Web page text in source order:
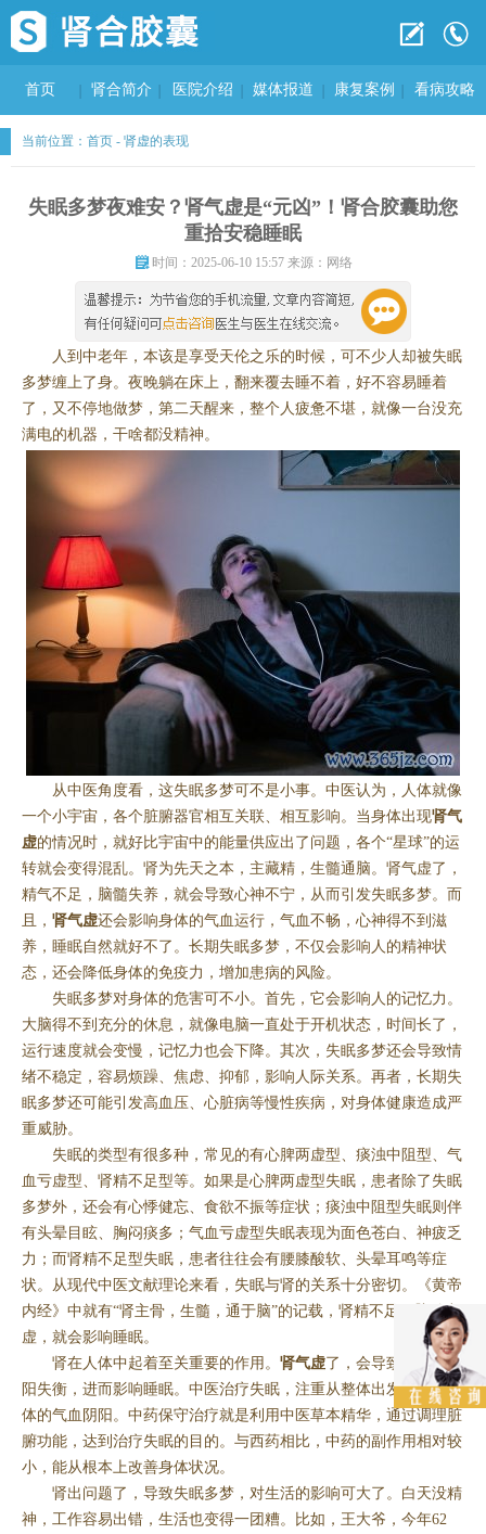
首页 肾合简介 医院介绍 媒体报道 康复案例 看病攻略
当前位置： 首页 - 肾虚的表现
失眠多梦夜难安？肾气虚是“元凶”！肾合胶囊助您
重拾安稳睡眠
时间：2025-06-10 15:57 来源：网络
人到中老年，本该是享受天伦之乐的时候，可不少人却被失眠
多梦缠上了身。夜晚躺在床上，翻来覆去睡不着，好不容易睡着
了，又不停地做梦，第二天醒来，整个人疲惫不堪，就像一台没充
满电的机器，干啥都没精神。
从中医角度看，这失眠多梦可不是小事。中医认为，人体就像
一个小宇宙，各个脏腑器官相互关联、相互影响。当身体出现肾气
虚的情况时，就好比宇宙中的能量供应出了问题，各个“星球”的运
转就会变得混乱。肾为先天之本，主藏精，生髓通脑。肾气虚了，
精气不足，脑髓失养，就会导致心神不宁，从而引发失眠多梦。而
且， 肾气虚还会影响身体的气血运行，气血不畅，心神得不到滋
养，睡眠自然就好不了。长期失眠多梦，不仅会影响人的精神状
态，还会降低身体的免疫力，增加患病的风险。
失眠多梦对身体的危害可不小。首先，它会影响人的记忆力。
大脑得不到充分的休息，就像电脑一直处于开机状态，时间长了，
运行速度就会变慢，记忆力也会下降。其次，失眠多梦还会导致情
绪不稳定，容易烦躁、焦虑、抑郁，影响人际关系。再者，长期失
眠多梦还可能引发高血压、心脏病等慢性疾病，对身体健康造成严
重威胁。
失眠的类型有很多种，常见的有心脾两虚型、痰浊中阻型、气
血亏虚型、肾精不足型等。如果是心脾两虚型失眠，患者除了失眠
多梦外，还会有心悸健忘、食欲不振等症状；痰浊中阻型失眠则伴
有头晕目眩、胸闷痰多；气血亏虚型失眠表现为面色苍白、神疲乏
力；而肾精不足型失眠，患者往往会有腰膝酸软、头晕耳鸣等症
状。从现代中医文献理论来看，失眠与肾的关系十分密切。《黄帝
内经》中就有“肾主骨，生髓，通于脑”的记载，肾精不足，脑髓空
虚，就会影响睡眠。
肾在人体中起着至关重要的作用。 肾气虚了，会导致身体的阴
阳失衡，进而影响睡眠。中医治疗失眠，注重从整体出发，调理身
体的气血阴阳。中药保守治疗就是利用中医草本精华，通过调理脏
腑功能，达到治疗失眠的目的。与西药相比，中药的副作用相对较
小，能从根本上改善身体状况。
肾出问题了，导致失眠多梦，对生活的影响可大了。白天没精
神，工作容易出错，生活也变得一团糟。比如，王大爷，今年62